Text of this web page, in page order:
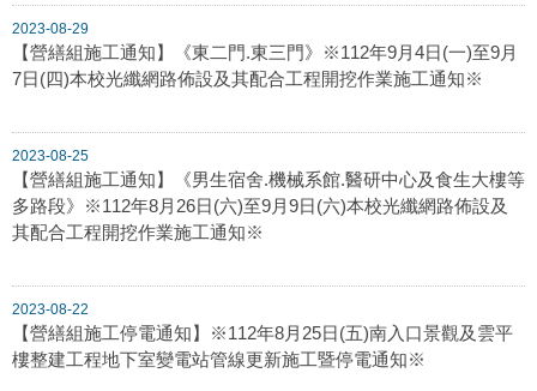
2023-08-29
【營繕組施工通知】《東二門.東三門》※112年9月4日(一)至9月
7日(四)本校光纖網路佈設及其配合工程開挖作業施工通知※
2023-08-25
【營繕組施工通知】《男生宿舍.機械系館.醫研中心及食生大樓等
多路段》※112年8月26日(六)至9月9日(六)本校光纖網路佈設及
其配合工程開挖作業施工通知※
2023-08-22
【營繕組施工停電通知】※112年8月25日(五)南入口景觀及雲平
樓整建工程地下室變電站管線更新施工暨停電通知※